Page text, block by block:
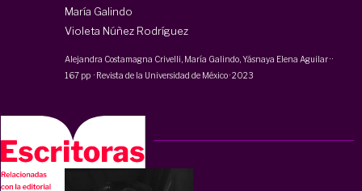
María Galindo
Violeta Núñez Rodríguez
Alejandra Costamagna Crivelli María Galindo Yásnaya Elena Aguilar··
167 pp · Revista de la Universidad de México·2023